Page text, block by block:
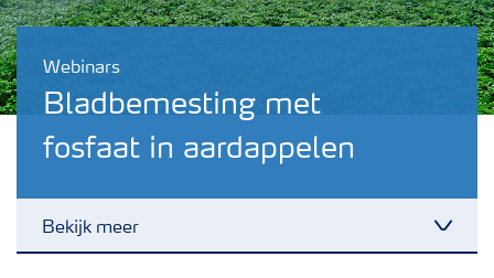
Webinars
Bladbemesting met
fosfaat in aardappelen
Bekijk meer